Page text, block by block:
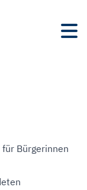
Bürgerinnen